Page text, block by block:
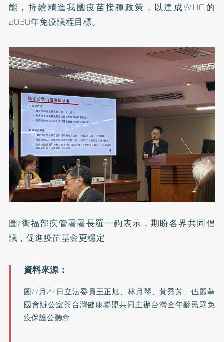
能，持續精進我國疫苗接種政策，以達成WHO的
2030年免疫議程目標。
圖/衛福部疾管署署長羅一鈞表示，期盼各界共同倡
議，促進疫苗基金更穩定
圖/7月22日立法委員王正旭、林月琴、黃秀芳、伍麗華
國會辦公室與台灣健康聯盟共同主辦台灣全年齡民眾免
疫保護公聽會